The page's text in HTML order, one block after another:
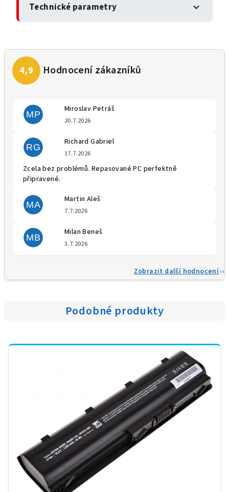
Technické parametry expand_more
MP
Miroslav Petráš
20.7.2026
RG
Richard Gabriel
17.7.2026
Zcela bez problémů. Repasované PC perfektně
připravené.
MA
Martin Aleš
7.7.2026
MB
Milan Beneš
3.7.2026
Zobrazit další hodnocení
Podobné produkty